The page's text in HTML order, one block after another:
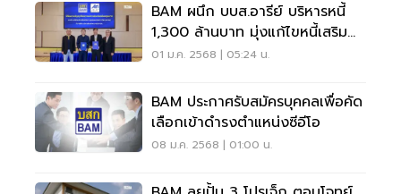
BAM ผนึก บบส.อารีย์ บริหารหนี้
1,300 ล้านบาท มุ่งแก้ไขหนี้เสริม
เศรษฐกิจ
01 ม.ค. 2568 | 05:24 น.
BAM ประกาศรับสมัครบุคคลเพื่อคัด
เลือกเข้าดำรงตำแหน่งซีอีโอ
08 ม.ค. 2568 | 01:00 น.